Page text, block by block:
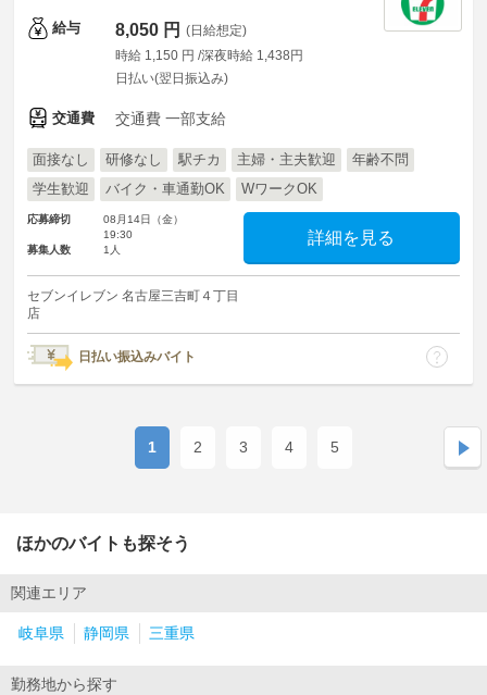
給与 8,050 円 (日給想定)
時給 1,150 円 /深夜時給 1,438円
日払い(翌日振込み)
交通費 交通費 一部支給
面接なし 研修なし 駅チカ 主婦・主夫歓迎
年齢不問
学生歓迎
バイク・車通勤OK WワークOK
応募締切
08月14日（金）
19:30
募集人数
1人
詳細を見る
セブンイレブン 名古屋三吉町４丁目
店
日払い振込みバイト
1 2 3 4 5
ほかのバイトも探そう
関連エリア
岐阜県 静岡県 三重県
勤務地から探す